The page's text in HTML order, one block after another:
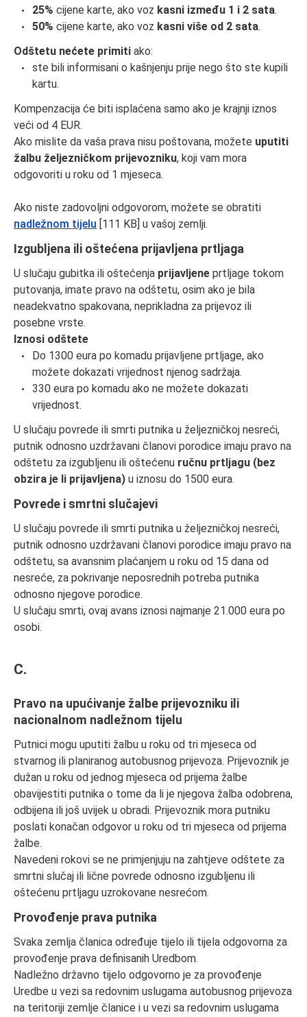
25% cijene karte, ako voz kasni između 1 i 2 sata.
50% cijene karte, ako voz kasni više od 2 sata.
Odštetu nećete primiti ako:
ste bili informisani o kašnjenju prije nego što ste kupili
kartu.
Kompenzacija će biti isplaćena samo ako je krajnji iznos
veći od 4 EUR.
Ako mislite da vaša prava nisu poštovana, možete uputiti
žalbu željezničkom prijevozniku, koji vam mora
odgovoriti u roku od 1 mjeseca.
Ako niste zadovoljni odgovorom, možete se obratiti
nadležnom tijelu [111 KB] u vašoj zemlji.
Izgubljena ili oštećena prijavljena prtljaga
U slučaju gubitka ili oštećenja prijavljene prtljage tokom
putovanja, imate pravo na odštetu, osim ako je bila
neadekvatno spakovana, neprikladna za prijevoz ili
posebne vrste.
Iznosi odštete
Do 1300 eura po komadu prijavljene prtljage, ako
možete dokazati vrijednost njenog sadržaja.
330 eura po komadu ako ne možete dokazati
vrijednost.
U slučaju povrede ili smrti putnika u željezničkoj nesreći,
putnik odnosno uzdržavani članovi porodice imaju pravo na
odštetu za izgubljenu ili oštećenu ručnu prtljagu (bez
obzira je li prijavljena) u iznosu do 1500 eura.
Povrede i smrtni slučajevi
U slučaju povrede ili smrti putnika u željezničkoj nesreći,
putnik odnosno uzdržavani članovi porodice imaju pravo na
odštetu, sa avansnim plaćanjem u roku od 15 dana od
nesreće, za pokrivanje neposrednih potreba putnika
odnosno njegove porodice.
U slučaju smrti, ovaj avans iznosi najmanje 21.000 eura po
osobi.
C.
Pravo na upućivanje žalbe prijevozniku ili
nacionalnom nadležnom tijelu
Putnici mogu uputiti žalbu u roku od tri mjeseca od
stvarnog ili planiranog autobusnog prijevoza. Prijevoznik je
dužan u roku od jednog mjeseca od prijema žalbe
obavijestiti putnika o tome da li je njegova žalba odobrena,
odbijena ili još uvijek u obradi. Prijevoznik mora putniku
poslati konačan odgovor u roku od tri mjeseca od prijema
žalbe.
Navedeni rokovi se ne primjenjuju na zahtjeve odštete za
smrtni slučaj ili lične povrede odnosno izgubljenu ili
oštećenu prtljagu uzrokovane nesrećom.
Provođenje prava putnika
Svaka zemlja članica određuje tijelo ili tijela odgovorna za
provođenje prava definisanih Uredbom.
Nadležno državno tijelo odgovorno je za provođenje
Uredbe u vezi sa redovnim uslugama autobusnog prijevoza
na teritoriji zemlje članice i u vezi sa redovnim uslugama